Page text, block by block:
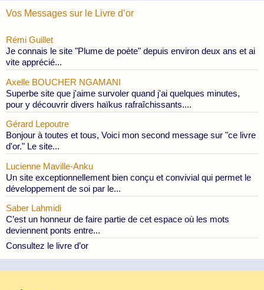
Vos Messages sur le Livre d’or
Rémi Guillet
Je connais le site "Plume de poète" depuis environ deux ans et ai
vite apprécié...
Axelle BOUCHER NGAMANI
Superbe site que j'aime survoler quand j'ai quelques minutes,
pour y découvrir divers haïkus rafraîchissants....
Gérard Lepoutre
Bonjour à toutes et tous, Voici mon second message sur "ce livre
d'or." Le site...
Lucienne Maville-Anku
Un site exceptionnellement bien conçu et convivial qui permet le
développement de soi par le...
Saber Lahmidi
C’est un honneur de faire partie de cet espace où les mots
deviennent ponts entre...
Consultez le livre d’or